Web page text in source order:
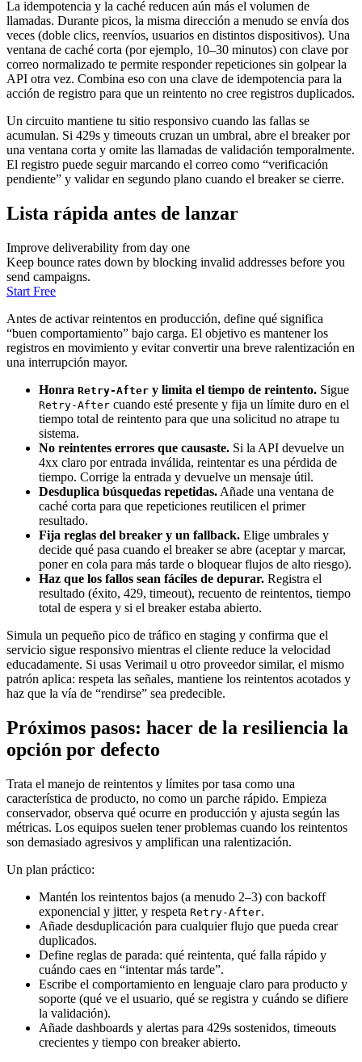
La idempotencia y la caché reducen aún más el volumen de
llamadas. Durante picos, la misma dirección a menudo se envía dos
veces (doble clics, reenvíos, usuarios en distintos dispositivos). Una
ventana de caché corta (por ejemplo, 10–30 minutos) con clave por
correo normalizado te permite responder repeticiones sin golpear la
API otra vez. Combina eso con una clave de idempotencia para la
acción de registro para que un reintento no cree registros duplicados.
Un circuito mantiene tu sitio responsivo cuando las fallas se
acumulan. Si 429s y timeouts cruzan un umbral, abre el breaker por
una ventana corta y omite las llamadas de validación temporalmente.
El registro puede seguir marcando el correo como “verificación
pendiente” y validar en segundo plano cuando el breaker se cierre.
Lista rápida antes de lanzar
Improve deliverability from day one
Keep bounce rates down by blocking invalid addresses before you
send campaigns.
Start Free
Antes de activar reintentos en producción, define qué significa
“buen comportamiento” bajo carga. El objetivo es mantener los
registros en movimiento y evitar convertir una breve ralentización en
una interrupción mayor.
Honra Retry-After y limita el tiempo de reintento. Sigue
Retry-After cuando esté presente y fija un límite duro en el
tiempo total de reintento para que una solicitud no atrape tu
sistema.
No reintentes errores que causaste. Si la API devuelve un
4xx claro por entrada inválida, reintentar es una pérdida de
tiempo. Corrige la entrada y devuelve un mensaje útil.
Desduplica búsquedas repetidas. Añade una ventana de
caché corta para que repeticiones reutilicen el primer
resultado.
Fija reglas del breaker y un fallback. Elige umbrales y
decide qué pasa cuando el breaker se abre (aceptar y marcar,
poner en cola para más tarde o bloquear flujos de alto riesgo).
Haz que los fallos sean fáciles de depurar. Registra el
resultado (éxito, 429, timeout), recuento de reintentos, tiempo
total de espera y si el breaker estaba abierto.
Simula un pequeño pico de tráfico en staging y confirma que el
servicio sigue responsivo mientras el cliente reduce la velocidad
educadamente. Si usas Verimail u otro proveedor similar, el mismo
patrón aplica: respeta las señales, mantiene los reintentos acotados y
haz que la vía de “rendirse” sea predecible.
Próximos pasos: hacer de la resiliencia la
opción por defecto
Trata el manejo de reintentos y límites por tasa como una
característica de producto, no como un parche rápido. Empieza
conservador, observa qué ocurre en producción y ajusta según las
métricas. Los equipos suelen tener problemas cuando los reintentos
son demasiado agresivos y amplifican una ralentización.
Un plan práctico:
Mantén los reintentos bajos (a menudo 2–3) con backoff
exponencial y jitter, y respeta Retry-After.
Añade desduplicación para cualquier flujo que pueda crear
duplicados.
Define reglas de parada: qué reintenta, qué falla rápido y
cuándo caes en “intentar más tarde”.
Escribe el comportamiento en lenguaje claro para producto y
soporte (qué ve el usuario, qué se registra y cuándo se difiere
la validación).
Añade dashboards y alertas para 429s sostenidos, timeouts
crecientes y tiempo con breaker abierto.